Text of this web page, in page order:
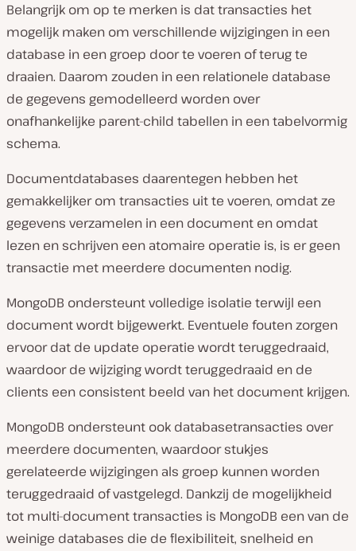
Belangrijk om op te merken is dat transacties het
mogelijk maken om verschillende wijzigingen in een
database in een groep door te voeren of terug te
draaien. Daarom zouden in een relationele database
de gegevens gemodelleerd worden over
onafhankelijke parent-child tabellen in een tabelvormig
schema.
Documentdatabases daarentegen hebben het
gemakkelijker om transacties uit te voeren, omdat ze
gegevens verzamelen in een document en omdat
lezen en schrijven een atomaire operatie is, is er geen
transactie met meerdere documenten nodig.
MongoDB ondersteunt volledige isolatie terwijl een
document wordt bijgewerkt. Eventuele fouten zorgen
ervoor dat de update operatie wordt teruggedraaid,
waardoor de wijziging wordt teruggedraaid en de
clients een consistent beeld van het document krijgen.
MongoDB ondersteunt ook databasetransacties over
meerdere documenten, waardoor stukjes
gerelateerde wijzigingen als groep kunnen worden
teruggedraaid of vastgelegd. Dankzij de mogelijkheid
tot multi-document transacties is MongoDB een van de
weinige databases die de flexibiliteit, snelheid en